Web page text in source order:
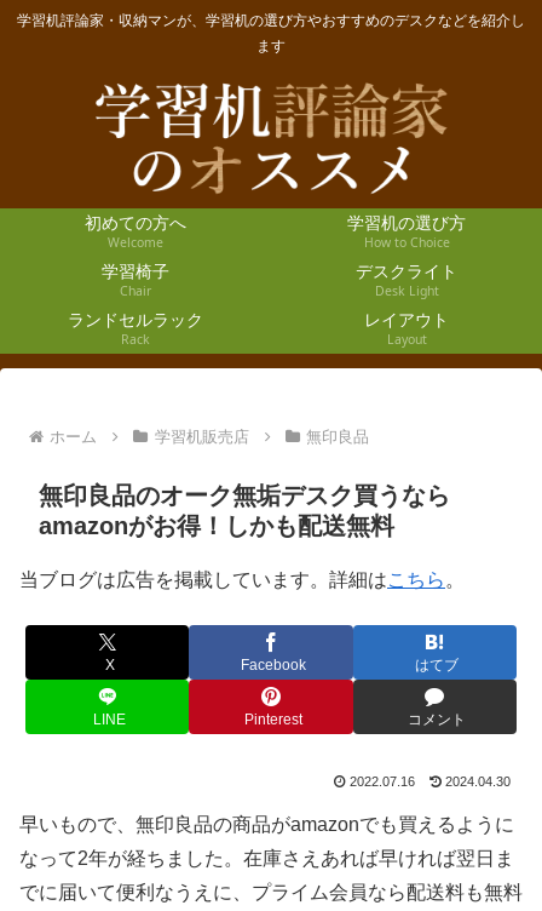
学習机評論家・収納マンが、学習机の選び方やおすすめのデスクなどを紹介し
ます
初めての方へ
Welcome
学習机の選び方
How to Choice
学習椅子
Chair
デスクライト
Desk Light
ランドセルラック
Rack
レイアウト
Layout
ホーム 学習机販売店 無印良品
無印良品のオーク無垢デスク買うなら
amazonがお得！しかも配送無料
当ブログは広告を掲載しています。詳細はこちら 。
X Facebook はてブ
LINE Pinterest コメント
2022.07.16 2024.04.30
早いもので、無印良品の商品がamazonでも買えるように
なって2年が経ちました。在庫さえあれば早ければ翌日ま
でに届いて便利なうえに、プライム会員なら配送料も無料